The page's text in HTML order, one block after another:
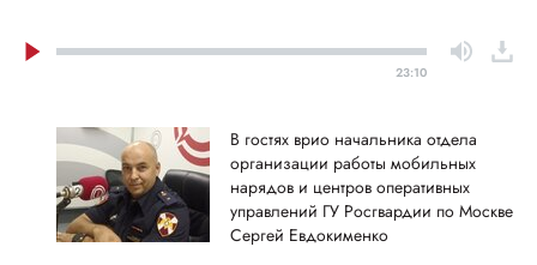
23:10
В гостях врио начальника отдела
организации работы мобильных
нарядов и центров оперативных
управлений ГУ Росгвардии по Москве
Сергей Евдокименко